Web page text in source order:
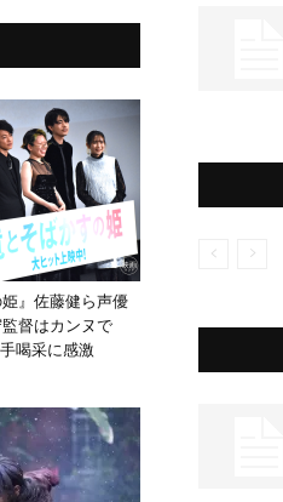
姫』佐藤健ら声優
督はカンヌで
喝采に感激